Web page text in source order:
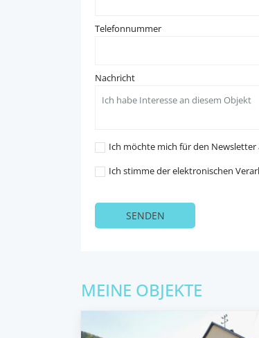
Telefonnummer
Nachricht
Ich möchte mich für den Newsletter
Ich stimme der elektronischen
MEINE OBJEKTE